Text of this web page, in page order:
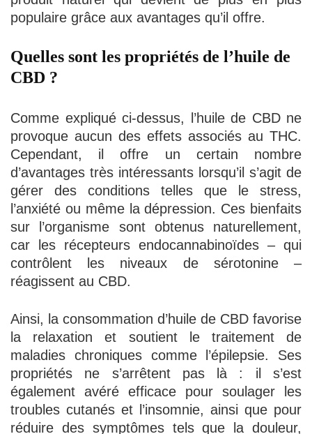
populaire grâce aux avantages qu’il offre.
Quelles sont les propriétés de l’huile de
CBD ?
Comme expliqué ci-dessus, l’huile de CBD ne
provoque aucun des effets associés au THC.
Cependant, il offre un certain nombre
d’avantages très intéressants lorsqu’il s’agit de
gérer des conditions telles que le stress,
l’anxiété ou même la dépression. Ces bienfaits
sur l’organisme sont obtenus naturellement,
car les récepteurs endocannabinoïdes – qui
contrôlent les niveaux de sérotonine –
réagissent au CBD.
Ainsi, la consommation d’huile de CBD favorise
la relaxation et soutient le traitement de
maladies chroniques comme l’épilepsie. Ses
propriétés ne s’arrêtent pas là : il s’est
également avéré efficace pour soulager les
troubles cutanés et l’insomnie, ainsi que pour
réduire des symptômes tels que la douleur,